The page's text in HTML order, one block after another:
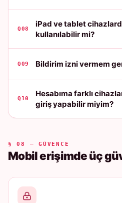
Q08
iPad ve tablet
kullanılabilir mi?
Q09 Bildirim izni vermem
Q10
Hesabıma farklı
giriş yapabilir miyim?
§ 08 — GÜVENCE
Mobil erişimde üç